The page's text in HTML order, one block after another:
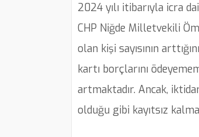
2024 yılı itibarıyla icra
CHP Niğde Milletvekili
olan kişi sayısının
kartı borçlarını
artmaktadır. Ancak,
olduğu gibi kayıtsız